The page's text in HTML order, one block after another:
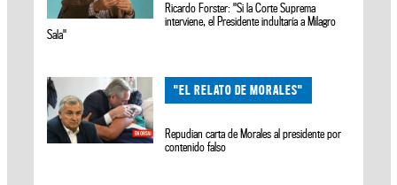
Ricardo Forster: "Si la Corte Suprema
interviene, el Presidente indultaría a Milagro
Sala"
"EL RELATO DE MORALES"
Repudian carta de Morales al presidente por
contenido falso